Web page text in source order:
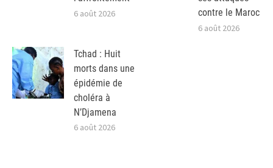
6 août 2026
contre le Maroc
6 août 2026
Tchad : Huit
morts dans une
épidémie de
choléra à
N’Djamena
6 août 2026